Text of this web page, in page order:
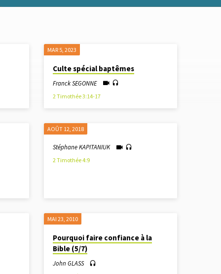
MAR 5 , 2023
Culte spécial baptêmes
Franck SEGONNE
2 Timothée 3:14-17
AOÛT 12, 2018
Stéphane KAPITANIUK
2 Timothée 4:9
MAI 23, 2010
Pourquoi faire confiance à la
Bible (5/7)
John GLASS